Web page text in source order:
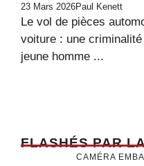
23 Mars 2026Paul Kenett
Le vol de pièces
voiture : une
jeune homme ...
FLASHÉS PAR
CAMÉRA